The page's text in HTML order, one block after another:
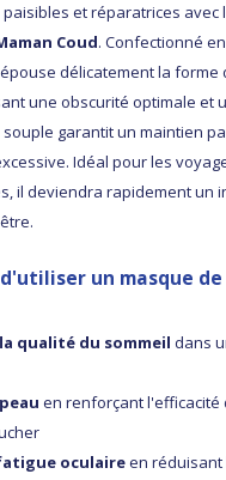
et réparatrices avec
Coud. Confectionné
délicatement la forme
une obscurité optimale et
garantit un maintien
Idéal pour les
il deviendra rapidement un
un masque
qualité du sommeil dans
en renforçant l'efficacité
oculaireen